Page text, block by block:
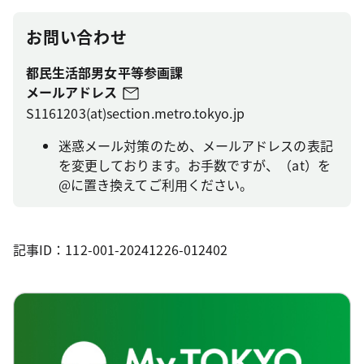
お問い合わせ
都民生活部男女平等参画課
メールアドレス
S1161203(at)section.metro.tokyo.jp
迷惑メール対策のため、メールアドレスの表記
を変更しております。お手数ですが、（at）を
@に置き換えてご利用ください。
記事ID：112-001-20241226-012402